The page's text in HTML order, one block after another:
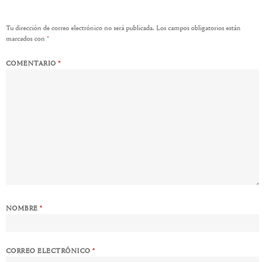
Tu dirección de correo electrónico no será publicada. Los campos obligatorios están
marcados con *
COMENTARIO*
NOMBRE*
CORREO ELECTRÓNICO*